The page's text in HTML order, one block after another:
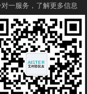
对一服务，了解更多信息